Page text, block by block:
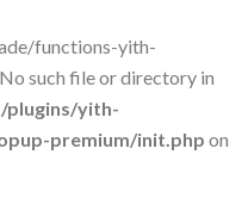
functions-yith-
such file or directory in
yith-
premium/init.php on